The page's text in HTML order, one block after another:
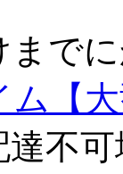
で
ム【
不